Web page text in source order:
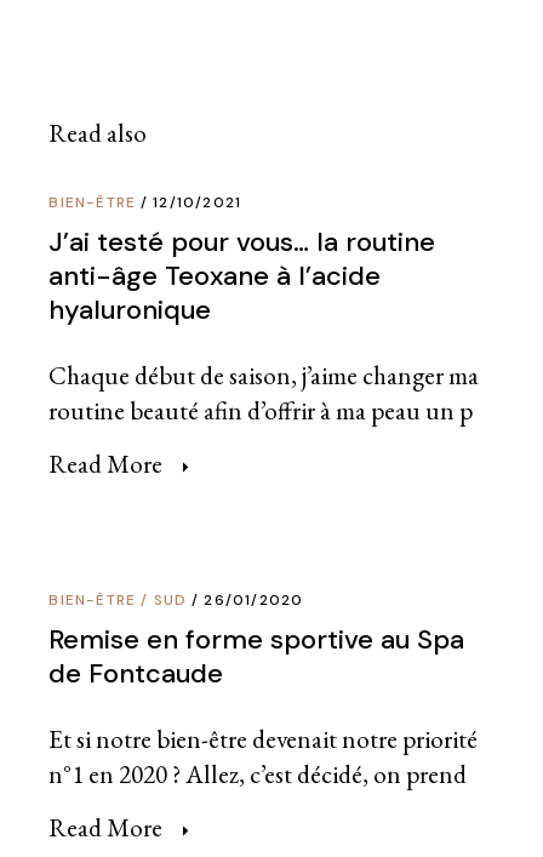
Read also
BIEN-ÊTRE 12/10/2021
J’ai testé pour vous… la routine
anti-âge Teoxane à l’acide
hyaluronique
Chaque début de saison, j’aime changer ma
routine beauté afin d’offrir à ma peau un p
Read More
BIEN-ÊTRE / SUD 26/01/2020
Remise en forme sportive au Spa
de Fontcaude
Et si notre bien-être devenait notre priorité
n°1 en 2020 ? Allez, c’est décidé, on prend
Read More